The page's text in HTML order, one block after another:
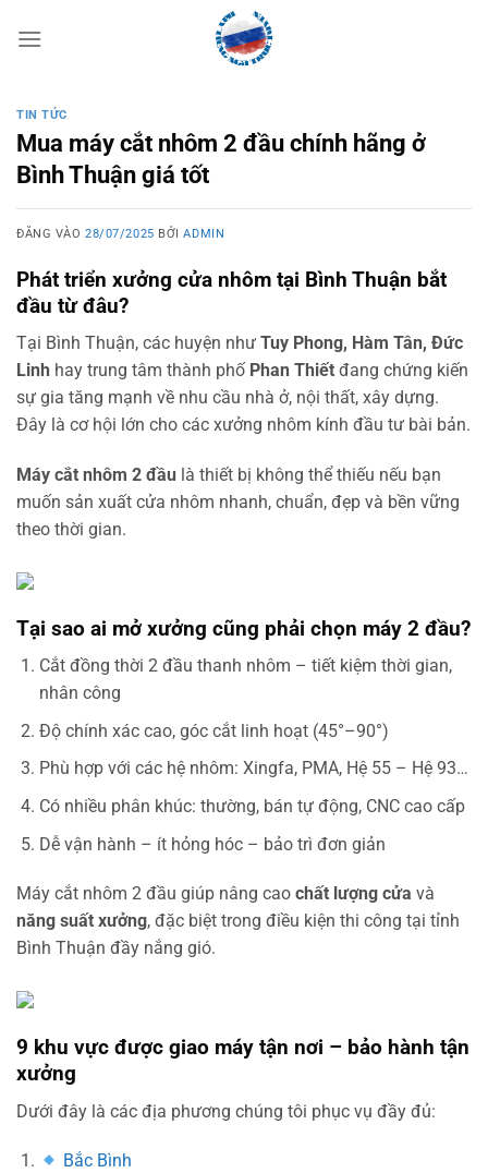
qua
TIN TỨC
Mua máy cắt nhôm 2 đầu chính hãng ở
Bình Thuận giá tốt
ĐĂNG VÀO28/07/2025 BỞIADMIN
Phát triển xưởng cửa nhôm tại Bình Thuận bắt
đầu từ đâu?
Tại Bình Thuận, các huyện như Tuy Phong, Hàm Tân, Đức
Linh hay trung tâm thành phố Phan Thiết đang chứng kiến
sự gia tăng mạnh về nhu cầu nhà ở, nội thất, xây dựng.
Đây là cơ hội lớn cho các xưởng nhôm kính đầu tư bài bản.
Máy cắt nhôm 2 đầu là thiết bị không thể thiếu nếu bạn
muốn sản xuất cửa nhôm nhanh, chuẩn, đẹp và bền vững
theo thời gian.
Tại sao ai mở xưởng cũng phải chọn máy 2 đầu?
Cắt đồng thời 2 đầu thanh nhôm – tiết kiệm thời gian,
nhân công
Độ chính xác cao, góc cắt linh hoạt (45°–90°)
Phù hợp với các hệ nhôm: Xingfa, PMA, Hệ 55 – Hệ 93…
Có nhiều phân khúc: thường, bán tự động, CNC cao cấp
Dễ vận hành – ít hỏng hóc – bảo trì đơn giản
Máy cắt nhôm 2 đầu giúp nâng cao chất lượng cửa và
năng suất xưởng, đặc biệt trong điều kiện thi công tại tỉnh
Bình Thuận đầy nắng gió.
9 khu vực được giao máy tận nơi – bảo hành tận
xưởng
Dưới đây là các địa phương chúng tôi phục vụ đầy đủ:
Bắc Bình